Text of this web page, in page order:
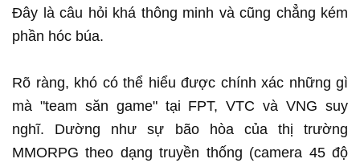
Đây là câu hỏi khá thông minh và cũng chẳng kém
phần hóc búa.
Rõ ràng, khó có thể hiểu được chính xác những gì
mà "team săn game" tại FPT, VTC và VNG suy
nghĩ. Dường như sự bão hòa của thị trường
MMORPG theo dạng truyền thống (camera 45 độ